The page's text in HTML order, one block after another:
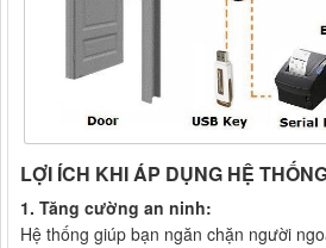
LỢI ÍCH KHI ÁP DỤNG HỆ
1. Tăng cường an ninh:
Hệ thống giúp bạn ngăn chặn người